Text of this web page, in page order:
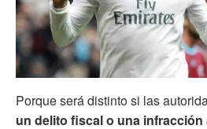
Porque será distinto si las
un delito fiscal o una